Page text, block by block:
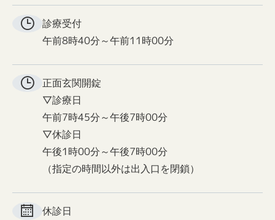
診療受付
午前8時40分～午前11時00分
正面玄関開錠
▽診療日
午前7時45分～午後7時00分
▽休診日
午後1時00分～午後7時00分
（指定の時間以外は出入口を閉鎖）
休診日